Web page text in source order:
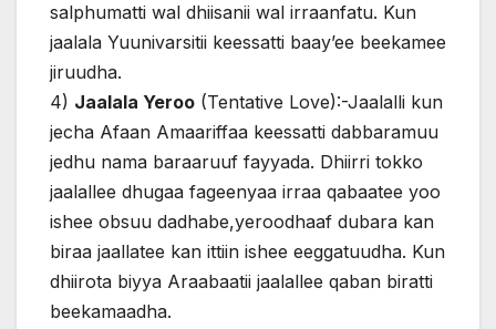
salphumatti wal dhiisanii wal irraanfatu. Kun
jaalala Yuunivarsitii keessatti baay’ee beekamee
jiruudha.
4) Jaalala Yeroo (Tentative Love):-Jaalalli kun
jecha Afaan Amaariffaa keessatti dabbaramuu
jedhu nama baraaruuf fayyada. Dhiirri tokko
jaalallee dhugaa fageenyaa irraa qabaatee yoo
ishee obsuu dadhabe,yeroodhaaf dubara kan
biraa jaallatee kan ittiin ishee eeggatuudha. Kun
dhiirota biyya Araabaatii jaalallee qaban biratti
beekamaadha.